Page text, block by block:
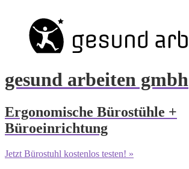
gesund arbeiten gmbh
Ergonomische Bürostühle +
Büroeinrichtung
Jetzt Bürostuhl kostenlos testen! »